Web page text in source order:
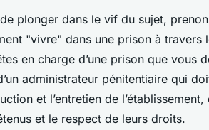
plonger dans le vif du sujet,
"vivre" dans une prison à
en charge d’une prison que vous
administrateur pénitentiaire qui
et l’entretien de
et le respect de leurs droits.